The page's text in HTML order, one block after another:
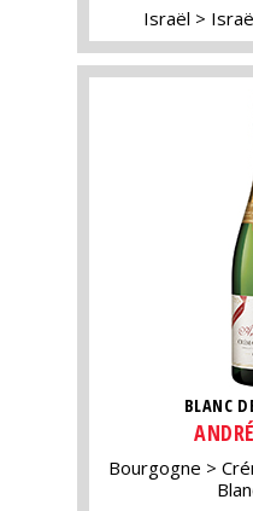
Israël
BLANC
Bourgogne